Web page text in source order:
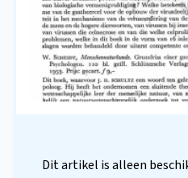
Dit artikel is alleen